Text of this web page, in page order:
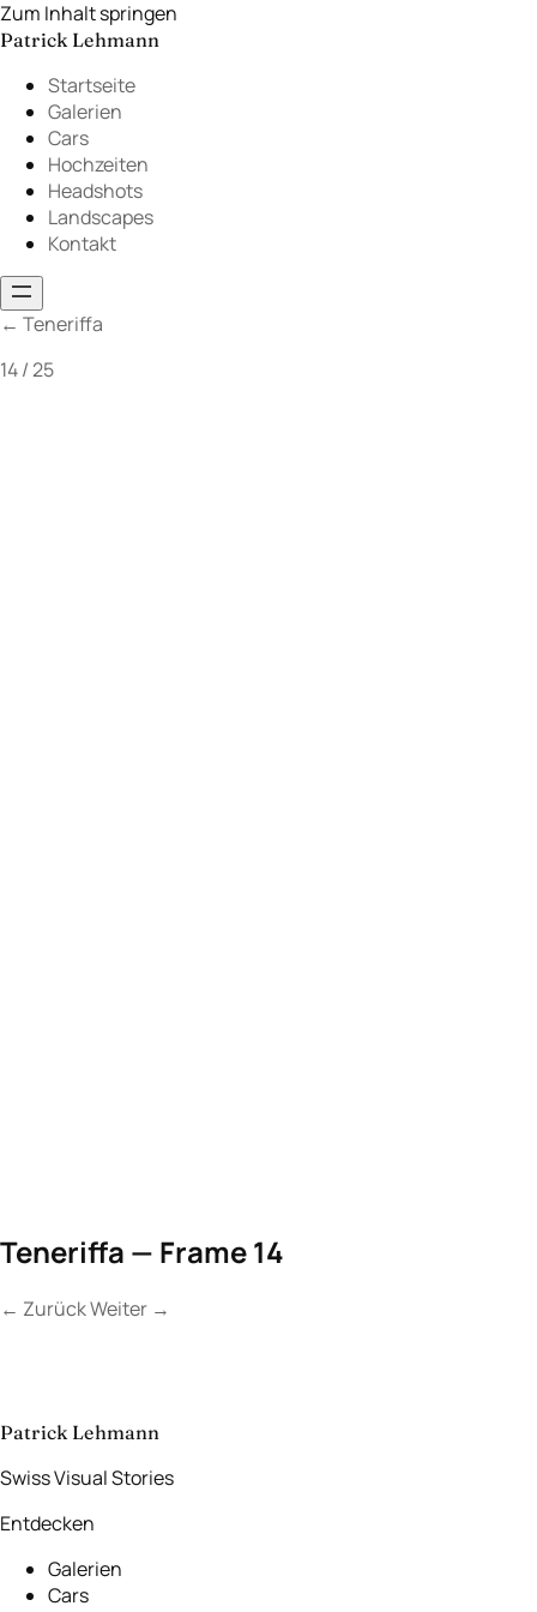
Zum Inhalt springen
Patrick Lehmann
Startseite
Galerien
Cars
Hochzeiten
Headshots
Landscapes
Kontakt
← Teneriffa
14 / 25
Teneriffa — Frame 14
← ZurückWeiter →
aufnehmen→
Patrick Lehmann
Swiss Visual Stories
Entdecken
Galerien
Cars